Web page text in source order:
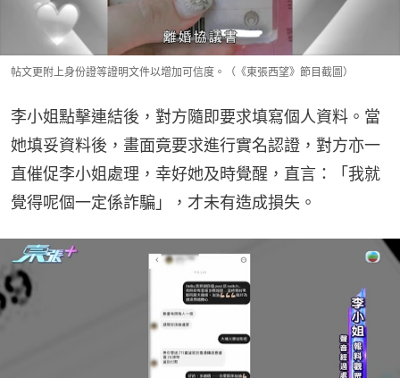
帖文更附上身份證等證明文件以增加可信度。（《東張西望》節目截圖）
李小姐點擊連結後，對方隨即要求填寫個人資料。當
她填妥資料後，畫面竟要求進行實名認證，對方亦一
直催促李小姐處理，幸好她及時覺醒，直言：「我就
覺得呢個一定係詐騙」，才未有造成損失。